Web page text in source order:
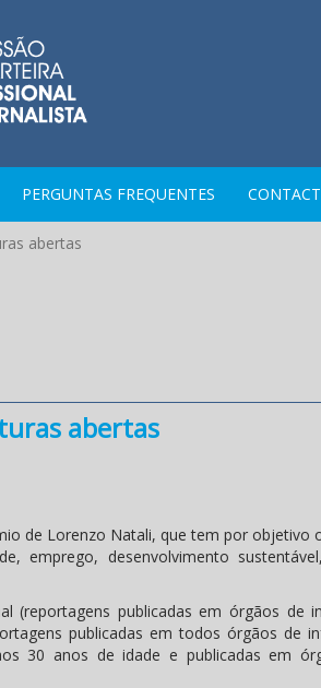
PERGUNTAS FREQUENTES
abertas
abertas
de Lorenzo Natali, que tem por objetivo
emprego, desenvolvimento
(reportagens publicadas em órgãos de
publicadas em todos órgãos de
30 anos de idade e publicadas em